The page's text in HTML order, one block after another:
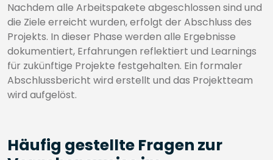
Nachdem alle Arbeitspakete abgeschlossen sind und
die Ziele erreicht wurden, erfolgt der Abschluss des
Projekts. In dieser Phase werden alle Ergebnisse
dokumentiert, Erfahrungen reflektiert und Learnings
für zukünftige Projekte festgehalten. Ein formaler
Abschlussbericht wird erstellt und das Projektteam
wird aufgelöst.
Häufig gestellte Fragen zur